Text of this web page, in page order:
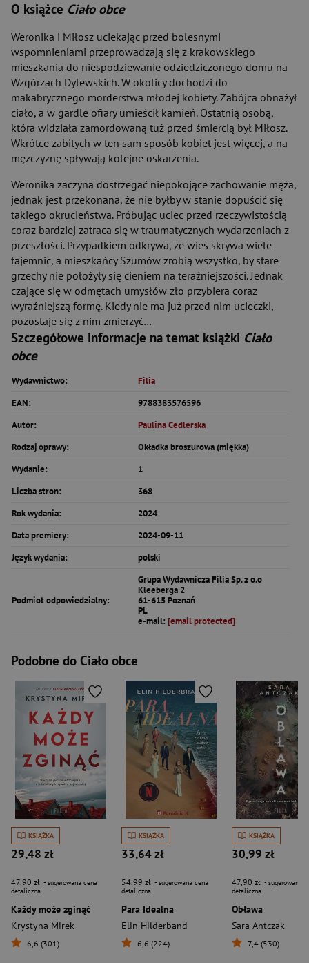
O książce Ciało obce
Weronika i Miłosz uciekając przed bolesnymi
wspomnieniami przeprowadzają się z krakowskiego
mieszkania do niespodziewanie odziedziczonego domu na
Wzgórzach Dylewskich. W okolicy dochodzi do
makabrycznego morderstwa młodej kobiety. Zabójca obnażył
ciało, a w gardle ofiary umieścił kamień. Ostatnią osobą,
która widziała zamordowaną tuż przed śmiercią był Miłosz.
Wkrótce zabitych w ten sam sposób kobiet jest więcej, a na
mężczyznę spływają kolejne oskarżenia.
Weronika zaczyna dostrzegać niepokojące zachowanie męża,
jednak jest przekonana, że nie byłby w stanie dopuścić się
takiego okrucieństwa. Próbując uciec przed rzeczywistością
coraz bardziej zatraca się w traumatycznych wydarzeniach z
przeszłości. Przypadkiem odkrywa, że wieś skrywa wiele
tajemnic, a mieszkańcy Szumów zrobią wszystko, by stare
grzechy nie położyły się cieniem na teraźniejszości. Jednak
czające się w odmętach umysłów zło przybiera coraz
wyraźniejszą formę. Kiedy nie ma już przed nim ucieczki,
pozostaje się z nim zmierzyć…
Szczegółowe informacje na temat książki Ciało
obce
Wydawnictwo:
Filia
EAN:
9788383576596
Autor:
Paulina Cedlerska
Rodzaj oprawy:
Okładka broszurowa (miękka)
Wydanie:
1
Liczba stron:
368
Rok wydania:
2024
Data premiery:
2024-09-11
Język wydania:
polski
Podmiot odpowiedzialny:
Grupa Wydawnicza Filia Sp. z o.o
Kleeberga 2
61-615 Poznań
PL
e-mail: [email protected]
Podobne do Ciało obce
KSIĄŻKA
29,48 zł
47,90 zł - sugerowana cena
detaliczna
Każdy może zginąć
Krystyna Mirek
6,6 (301)
KSIĄŻKA
33,64 zł
54,99 zł - sugerowana cena
detaliczna
Para Idealna
Elin Hilderband
6,6 (224)
KSIĄŻKA
30,99 zł
47,90 zł - sugerowana
detaliczna
Obława
Sara Antczak
7,4 (530)